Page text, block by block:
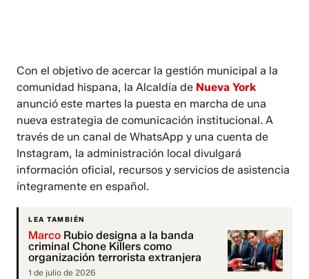
Con el objetivo de acercar la gestión municipal a la
comunidad hispana, la Alcaldía de Nueva York
anunció este martes la puesta en marcha de una
nueva estrategia de comunicación institucional. A
través de un canal de WhatsApp y una cuenta de
Instagram, la administración local divulgará
información oficial, recursos y servicios de asistencia
íntegramente en español.
LEA TAMBIÉN
Marco Rubio designa a la banda
criminal Chone Killers como
organización terrorista extranjera
1 de julio de 2026